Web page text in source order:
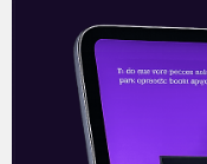
Vendas
solteiros